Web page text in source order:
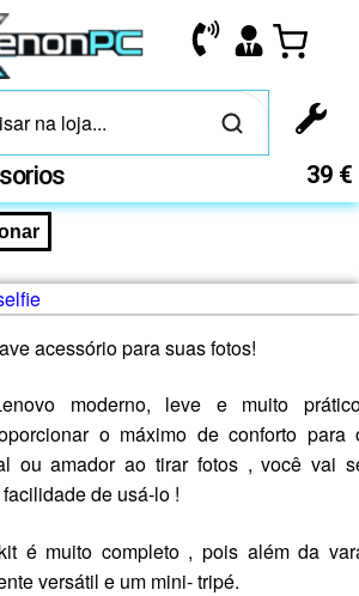
39 €
acessório para suas fotos!
moderno, leve e muito
o máximo de conforto para
ou amador ao tirar fotos , você vai
de usá-lo !
é muito completo , pois além da
versátil e um mini- tripé.